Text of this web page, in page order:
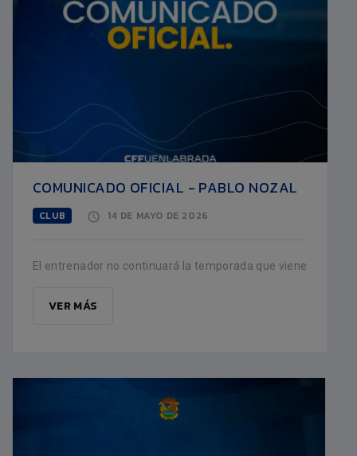
COMUNICADO OFICIAL - PABLO NOZAL
CLUB 14 DE MAYO DE 2026
El entrenador no continuará la temporada que viene
VER MÁS